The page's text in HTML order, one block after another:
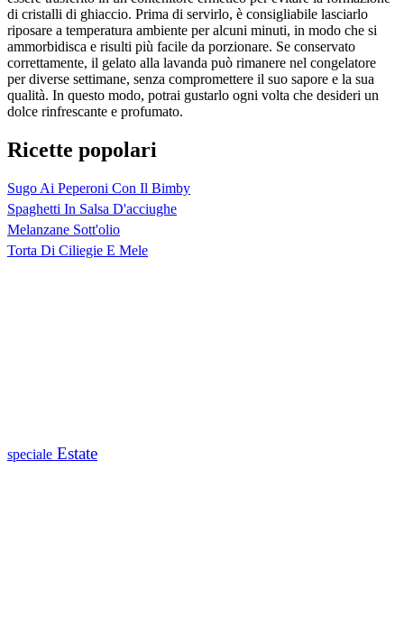
di cristalli di ghiaccio. Prima di servirlo, è consigliabile lasciarlo
riposare a temperatura ambiente per alcuni minuti, in modo che si
ammorbidisca e risulti più facile da porzionare. Se conservato
correttamente, il gelato alla lavanda può rimanere nel congelatore
per diverse settimane, senza compromettere il suo sapore e la sua
qualità. In questo modo, potrai gustarlo ogni volta che desideri un
dolce rinfrescante e profumato.
Ricette popolari
Sugo Ai Peperoni Con Il Bimby
Spaghetti In Salsa D'acciughe
Melanzane Sott'olio
Torta Di Ciliegie E Mele
speciale Estate